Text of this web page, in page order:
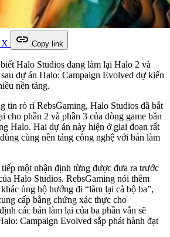
X link Copy link
Halo Studios đang làm lại Halo 2 và
dự án Halo: Campaign Evolved dự kiến
nền tảng.
tin rò rỉ RebsGaming, Halo Studios đã bắt
cho phần 2 và phần 3 của dòng game bắn
Halo. Hai dự án này hiện ở giai đoạn rất
cùng nền tảng công nghệ với bản làm
một nhận định từng được đưa ra trước
Halo Studios. RebsGaming nói thêm
ủng hộ hướng đi “làm lại cả bộ ba”,
cấp bằng chứng xác thực cho
các bản làm lại của ba phần vẫn sẽ
Campaign Evolved sắp phát hành đạt